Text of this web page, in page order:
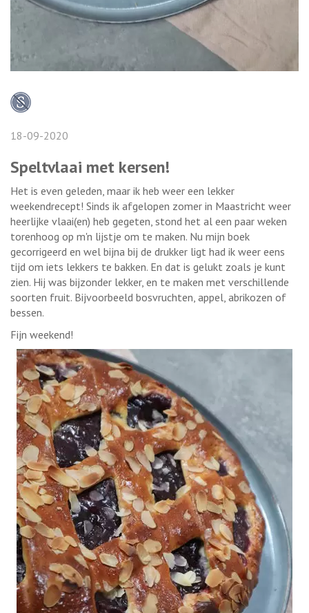
18-09-2020
Speltvlaai met kersen!
Het is even geleden, maar ik heb weer een lekker
weekendrecept! Sinds ik afgelopen zomer in Maastricht weer
heerlijke vlaai(en) heb gegeten, stond het al een paar weken
torenhoog op m'n lijstje om te maken. Nu mijn boek
gecorrigeerd en wel bijna bij de drukker ligt had ik weer eens
tijd om iets lekkers te bakken. En dat is gelukt zoals je kunt
zien. Hij was bijzonder lekker, en te maken met verschillende
soorten fruit. Bijvoorbeeld bosvruchten, appel, abrikozen of
bessen.
Fijn weekend!